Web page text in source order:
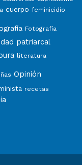
cuerpo feminicidio
Fotografía
patriarcal
literatura
Opinión
recetas